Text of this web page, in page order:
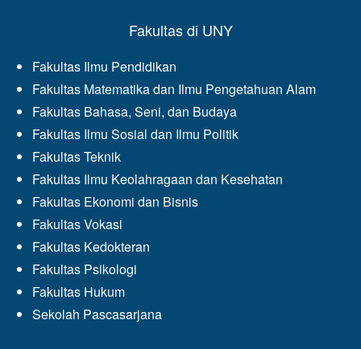
Fakultas di UNY
Fakultas Ilmu Pendidikan
Fakultas Matematika dan Ilmu Pengetahuan Alam
Fakultas Bahasa, Seni, dan Budaya
Fakultas Ilmu Sosial dan Ilmu Politik
Fakultas Teknik
Fakultas Ilmu Keolahragaan dan Kesehatan
Fakultas Ekonomi dan Bisnis
Fakultas Vokasi
Fakultas Kedokteran
Fakultas Psikologi
Fakultas Hukum
Sekolah Pascasarjana